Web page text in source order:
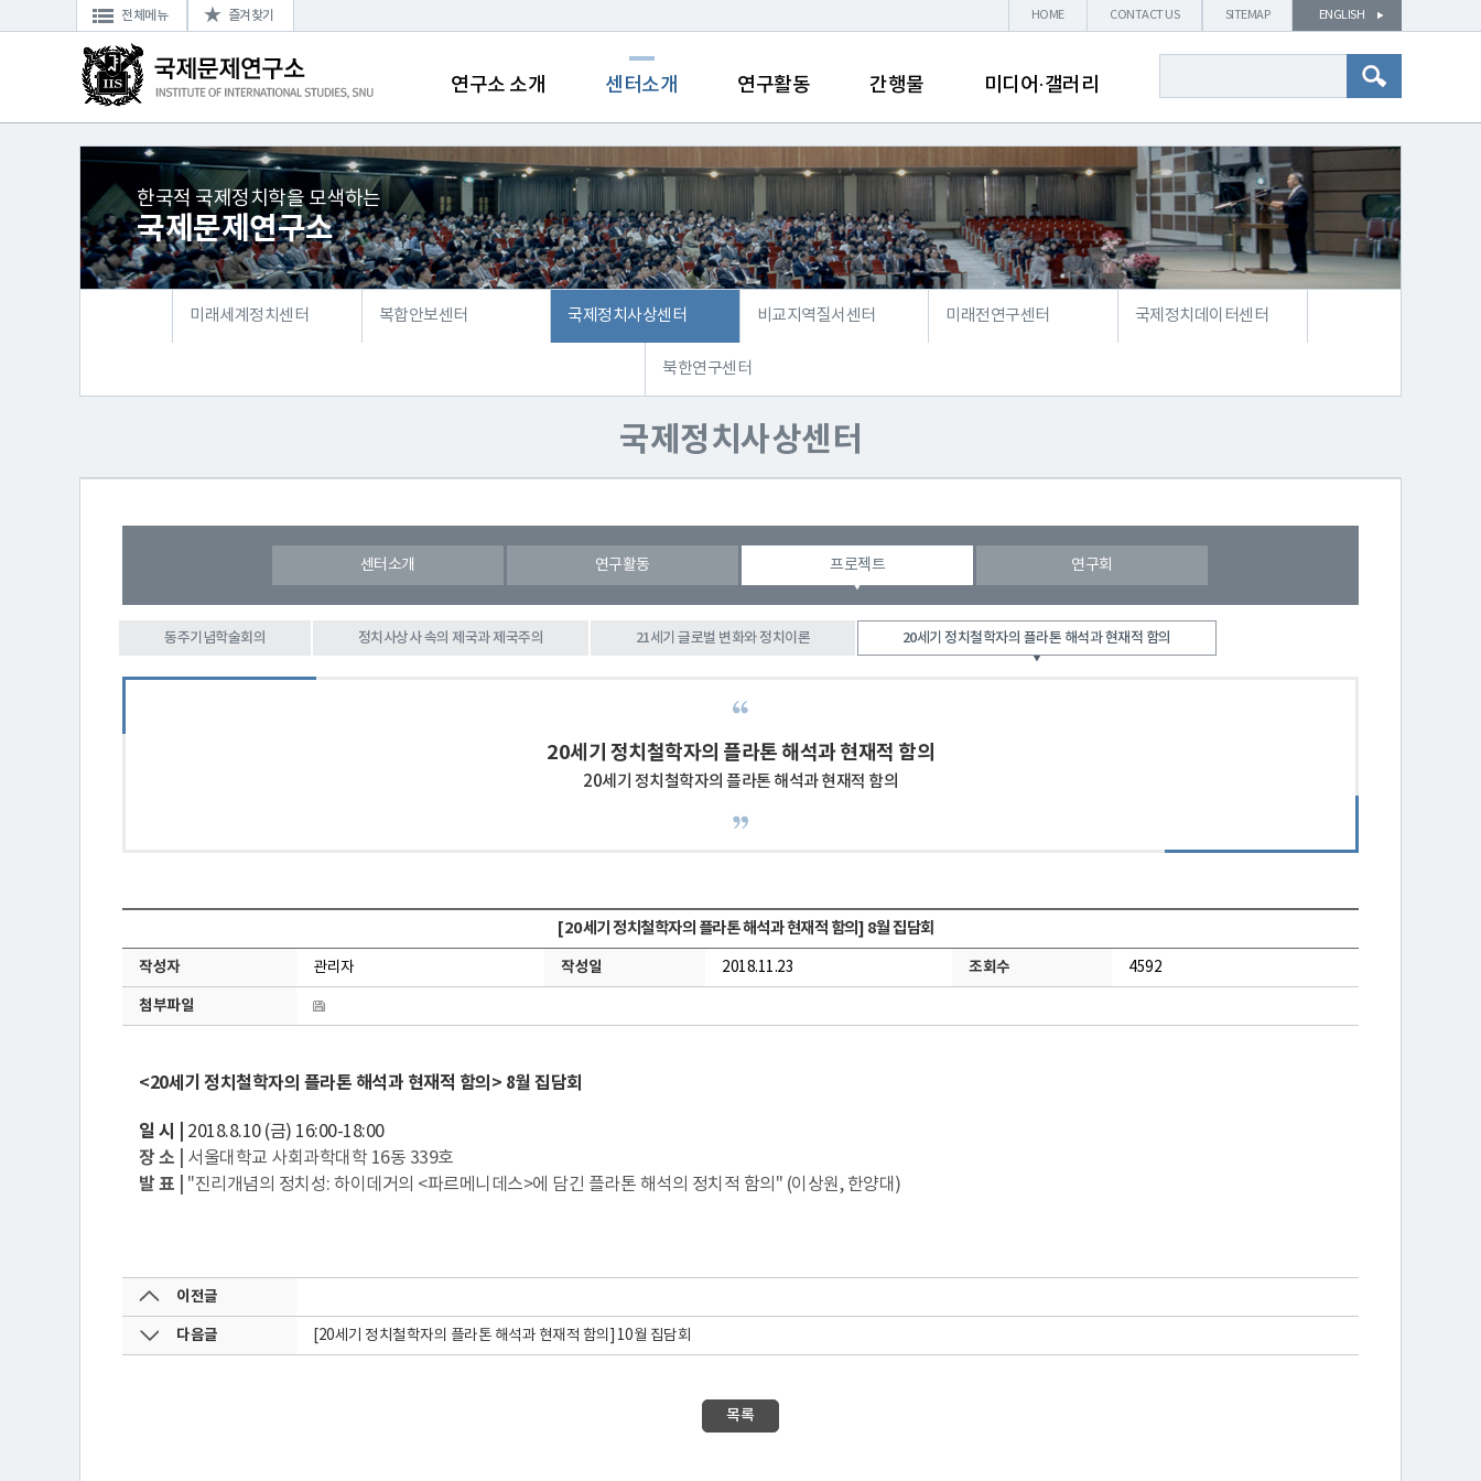
전체메뉴 즐겨찾기 HOME CONTACT US SITEMAP ENGLISH
연구소 소개 센터소개 연구활동 간행물 미디어·갤러리
한국적 국제정치학을 모색하는
국제문제연구소
미래세계정치센터 복합안보센터 국제정치사상센터 비교지역질서센터 미래전연구센터 국제정치데이터센터
북한연구센터
국제정치사상센터
센터소개 연구활동 프로젝트
동주기념학술회의 정치사상사 속의 제국과 제국주의 21세기 글로벌 변화와 정치이론 20세기 정치철학자의 플라톤 해석과 현재적 함의
연구회
20세기 정치철학자의 플라톤 해석과 현재적 함의
20세기 정치철학자의 플라톤 해석과 현재적 함의
[20세기 정치철학자의 플라톤 해석과 현재적 함의] 8월 집담회
작성자 관리자 작성일 2018.11.23 조회수 4592
첨부파일
<20세기 정치철학자의 플라톤 해석과 현재적 함의> 8월 집담회
일 시 | 2018.8.10 (금) 16:00-18:00
장 소 | 서울대학교 사회과학대학 16동 339호
발 표 | "진리개념의 정치성: 하이데거의 <파르메니데스>에 담긴 플라톤 해석의 정치적 함의" (이상원, 한양대)
이전글
다음글 [20세기 정치철학자의 플라톤 해석과 현재적 함의] 10월 집담회
목록